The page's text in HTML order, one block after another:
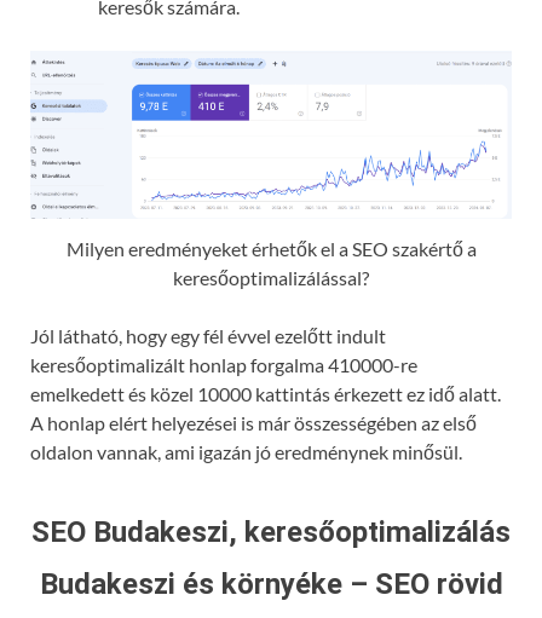
keresők számára.
Milyen eredményeket érhetők el a SEO szakértő a
keresőoptimalizálással?
Jól látható, hogy egy fél évvel ezelőtt indult
keresőoptimalizált honlap forgalma 410000-re
emelkedett és közel 10000 kattintás érkezett ez idő alatt.
A honlap elért helyezései is már összességében az első
oldalon vannak, ami igazán jó eredménynek minősül.
SEO Budakeszi, keresőoptimalizálás
Budakeszi és környéke – SEO rövid